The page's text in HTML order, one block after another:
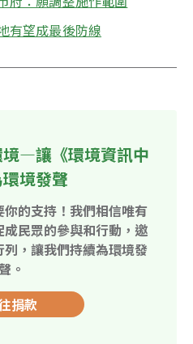
有望成最後防線
—讓《環境資訊中
境發聲
你的支持！我們相信唯有
民眾的參與和行動，邀
，讓我們持續為環境發
聲。
捐款